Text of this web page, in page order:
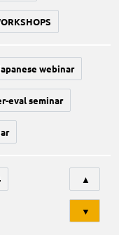
webinar
eval seminar
▲
▼